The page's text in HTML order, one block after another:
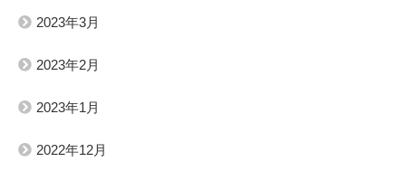
2023年3月
2023年2月
2023年1月
2022年12月